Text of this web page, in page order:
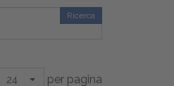
Ricerca
24 per pagina